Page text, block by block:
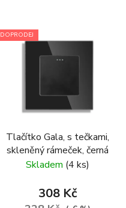
DOPRODEJ
Tlačítko Gala, s tečkami,
skleněný rámeček, černá
Skladem (4 ks)
308 Kč